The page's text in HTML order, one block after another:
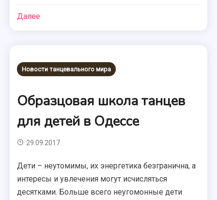
Далее
Новости танцевального мира
Образцовая школа танцев
для детей в Одессе
29.09.2017
Дети – неутомимы, их энергетика безгранична, а
интересы и увлечения могут исчисляться
десятками. Больше всего неугомонные дети